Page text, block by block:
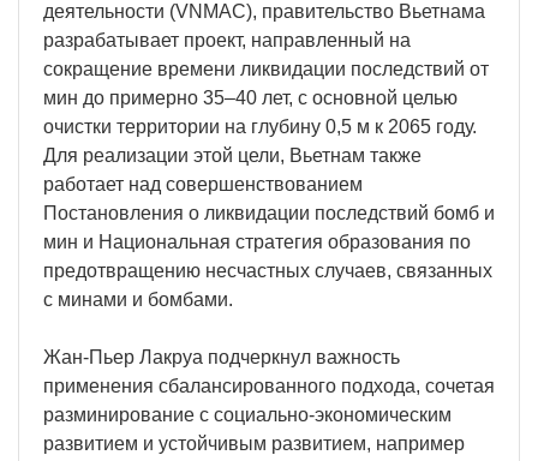
деятельности (VNMAC), правительство Вьетнама
разрабатывает проект, направленный на
сокращение времени ликвидации последствий от
мин до примерно 35–40 лет, с основной целью
очистки территории на глубину 0,5 м к 2065 году.
Для реализации этой цели, Вьетнам также
работает над совершенствованием
Постановления о ликвидации последствий бомб и
мин и Национальная стратегия образования по
предотвращению несчастных случаев, связанных
с минами и бомбами.
Жан-Пьер Лакруа подчеркнул важность
применения сбалансированного подхода, сочетая
разминирование с социально-экономическим
развитием и устойчивым развитием, например